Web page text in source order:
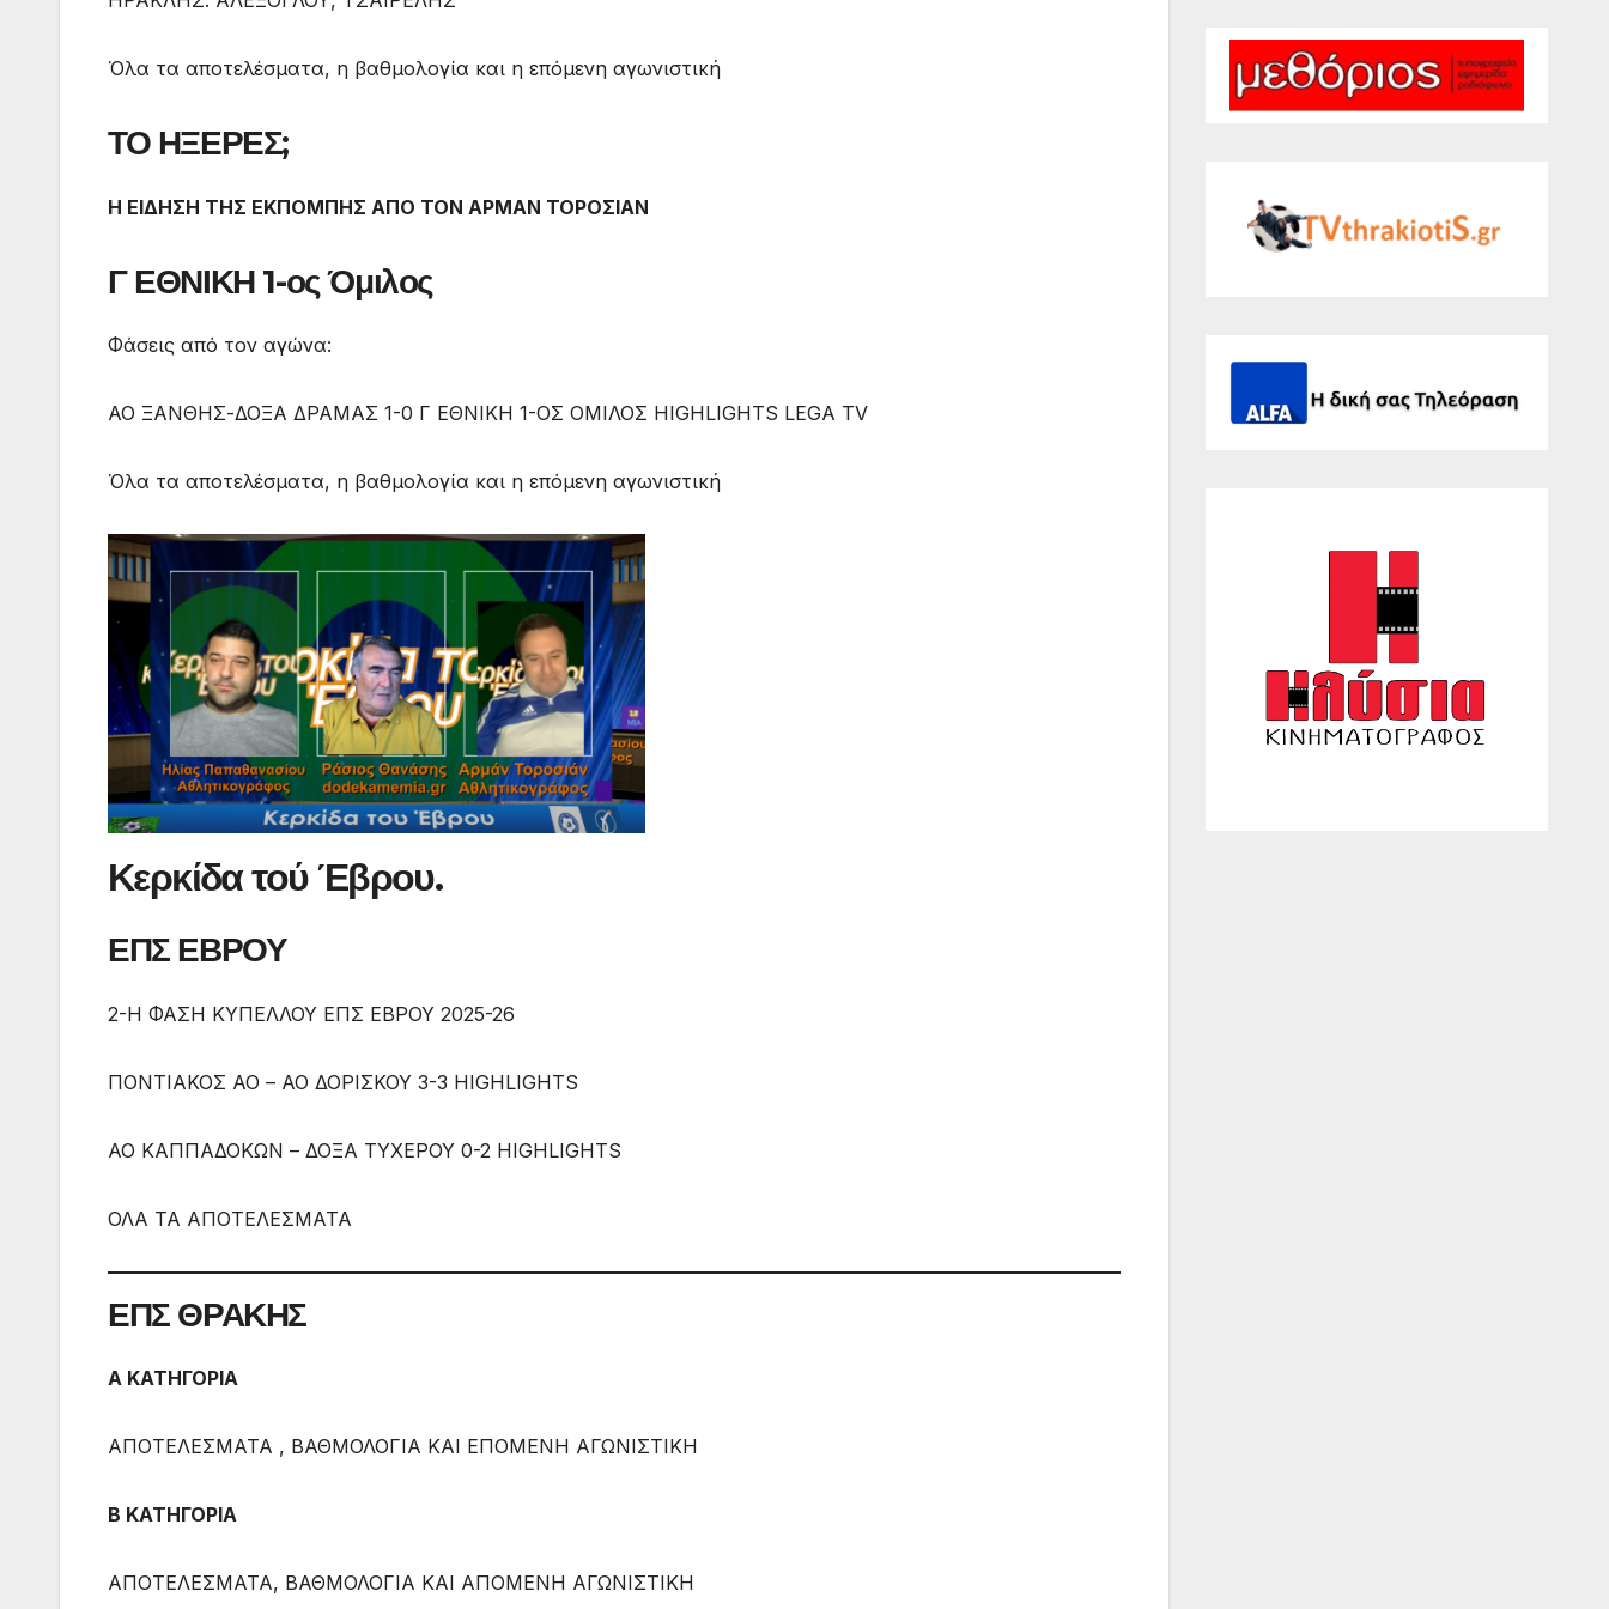
Όλα τα αποτελέσματα, η βαθμολογία και η επόμενη αγωνιστική
ΤΟ ΗΞΕΡΕΣ;
Η ΕΙΔΗΣΗ ΤΗΣ ΕΚΠΟΜΠΗΣ ΑΠΟ ΤΟΝ ΑΡΜΑΝ ΤΟΡΟΣΙΑΝ
Γ ΕΘΝΙΚΗ 1-ος Όμιλος
Φάσεις από τον αγώνα:
ΑΟ ΞΑΝΘΗΣ-ΔΟΞΑ ΔΡΑΜΑΣ 1-0 Γ ΕΘΝΙΚΗ 1-ΟΣ ΟΜΙΛΟΣ HIGHLIGHTS LEGA TV
Όλα τα αποτελέσματα, η βαθμολογία και η επόμενη αγωνιστική
Κερκίδα τού Έβρου.
ΕΠΣ ΕΒΡΟΥ
2-Η ΦΑΣΗ ΚΥΠΕΛΛΟΥ ΕΠΣ ΕΒΡΟΥ 2025-26
ΠΟΝΤΙΑΚΟΣ ΑΟ – ΑΟ ΔΟΡΙΣΚΟΥ 3-3 HIGHLIGHTS
ΑΟ ΚΑΠΠΑΔΟΚΩΝ – ΔΟΞΑ ΤΥΧΕΡΟΥ 0-2 HIGHLIGHTS
ΟΛΑ ΤΑ ΑΠΟΤΕΛΕΣΜΑΤΑ
ΕΠΣ ΘΡΑΚΗΣ
Α ΚΑΤΗΓΟΡΙΑ
ΑΠΟΤΕΛΕΣΜΑΤΑ , ΒΑΘΜΟΛΟΓΙΑ ΚΑΙ ΕΠΟΜΕΝΗ ΑΓΩΝΙΣΤΙΚΗ
Β ΚΑΤΗΓΟΡΙΑ
AΠΟΤΕΛΕΣΜΑΤΑ, ΒΑΘΜΟΛΟΓΙΑ ΚΑΙ ΑΠΟΜΕΝΗ ΑΓΩΝΙΣΤΙΚΗ